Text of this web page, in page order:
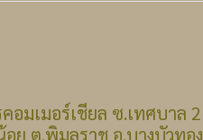
อมเมอร์เชียล ซ.เทศบาล 2
ต.พิมลราช อ.บางบัวทอง